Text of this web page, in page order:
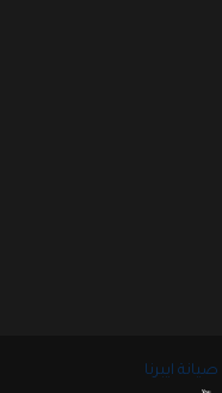
صيانة ايبرنا